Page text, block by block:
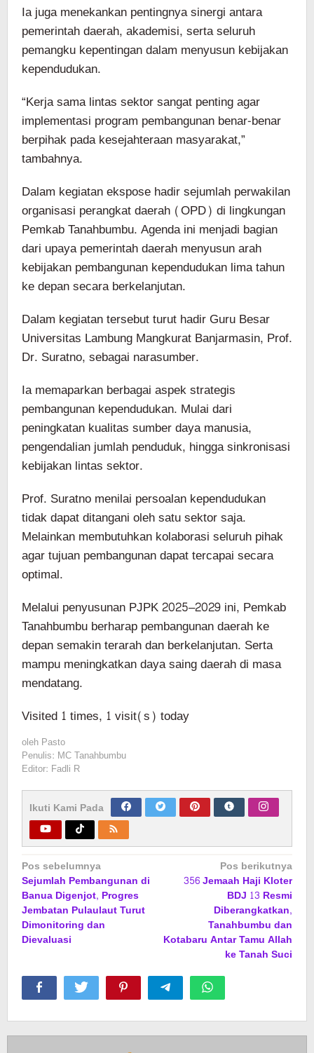
Ia juga menekankan pentingnya sinergi antara
pemerintah daerah, akademisi, serta seluruh
pemangku kepentingan dalam menyusun kebijakan
kependudukan.
“Kerja sama lintas sektor sangat penting agar
implementasi program pembangunan benar-benar
berpihak pada kesejahteraan masyarakat,”
tambahnya.
Dalam kegiatan ekspose hadir sejumlah perwakilan
organisasi perangkat daerah (OPD) di lingkungan
Pemkab Tanahbumbu. Agenda ini menjadi bagian
dari upaya pemerintah daerah menyusun arah
kebijakan pembangunan kependudukan lima tahun
ke depan secara berkelanjutan.
Dalam kegiatan tersebut turut hadir Guru Besar
Universitas Lambung Mangkurat Banjarmasin, Prof.
Dr. Suratno, sebagai narasumber.
Ia memaparkan berbagai aspek strategis
pembangunan kependudukan. Mulai dari
peningkatan kualitas sumber daya manusia,
pengendalian jumlah penduduk, hingga sinkronisasi
kebijakan lintas sektor.
Prof. Suratno menilai persoalan kependudukan
tidak dapat ditangani oleh satu sektor saja.
Melainkan membutuhkan kolaborasi seluruh pihak
agar tujuan pembangunan dapat tercapai secara
optimal.
Melalui penyusunan PJPK 2025–2029 ini, Pemkab
Tanahbumbu berharap pembangunan daerah ke
depan semakin terarah dan berkelanjutan. Serta
mampu meningkatkan daya saing daerah di masa
mendatang.
Visited 1 times, 1 visit(s) today
oleh Pasto
Penulis: MC Tanahbumbu
Editor: Fadli R
Ikuti Kami Pada
Navigasi
pos
Pos sebelumnya
Sejumlah Pembangunan di
Banua Digenjot, Progres
Jembatan Pulaulaut Turut
Dimonitoring dan
Dievaluasi
Pos berikutnya
356 Jemaah Haji Kloter
BDJ 13 Resmi
Diberangkatkan,
Tanahbumbu dan
Kotabaru Antar Tamu Allah
ke Tanah Suci